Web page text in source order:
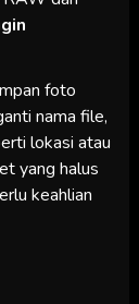
foto
nama file,
lokasi atau
yang halus
keahlian